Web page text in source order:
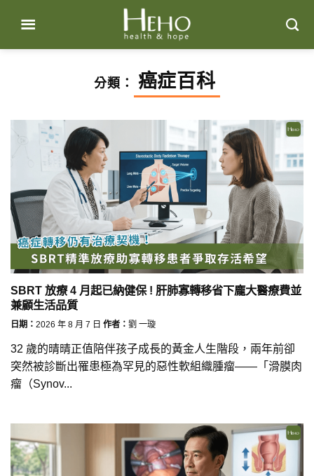
content
分類： 癌症百科
SBRT 放療 4 月起已納健保 ! 肝肺寡轉移省下龐大醫療費並
兼顧生活品質
日期： 2026 年 8 月 7 日 作者： 劉 一璇
32 歲的晴晴正值陪伴孩子成長的黃金人生階段，兩年前卻
突然被診斷出罹患極為罕見的惡性軟組織腫瘤——「滑膜肉
瘤（Synov...